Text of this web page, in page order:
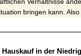
bringen kann.
in der